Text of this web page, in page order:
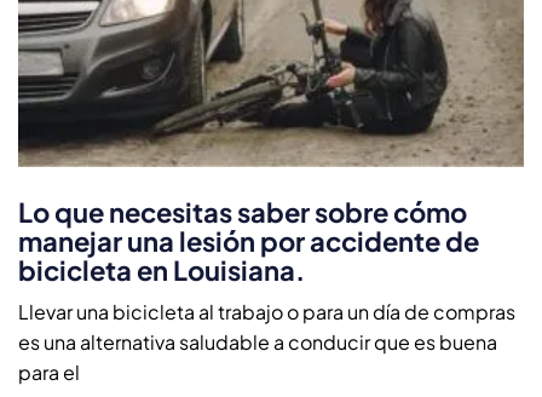
Lo que necesitas saber sobre cómo
manejar una lesión por accidente de
bicicleta en Louisiana.
Llevar una bicicleta al trabajo o para un día de compras
es una alternativa saludable a conducir que es buena
para el